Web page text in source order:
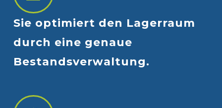
Sie optimiert den Lagerraum
durch eine genaue
Bestandsverwaltung.